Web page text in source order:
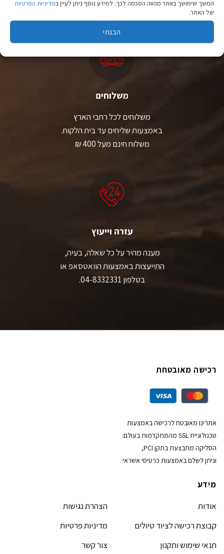
המשך שימושך באתר מהווה הסכמה לכך. למידע נוסף ניתן לעיין במדיניות הפרטיות
של האתר.
הבנתי
יבוא ישיר לצד מותגים מובילים במחירים ללא תחרות.
משלוחים
משלוחים לכל רחבי הארץ
באמצעות שליחים עד בית הלקוח.
משלוח חינם מעל 400 ₪
עזרה וייעוץ
מענה מהיר על כל שאלה, בעיה,
התייעצות באמצעות הוואטסאפ או
בטלפון 04-8332331.
רכישה מאובטחת
אתרינו מאובטח לרכישה באמצעות
טכנולוגיית SSL מהמתקדמות בעולם.
הסליקה מתבצעת בתקן PCI,
וניתן לשלם באמצעות כרטיסי אשראי
מידע
אודות
קבוצת רכישה לציוד טיולים
תנאי שימוש ותקנון
הצהרת נגישות
מדיניות פרטיות
צור קשר